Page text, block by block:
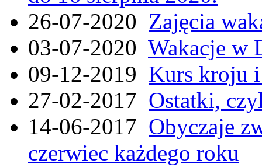
26-07-2020 Zajęcia
03-07-2020 Wakacje w
09-12-2019 Kurs kroju i
27-02-2017 Ostatki,
14-06-2017 Obyczaje
czerwiec każdego roku